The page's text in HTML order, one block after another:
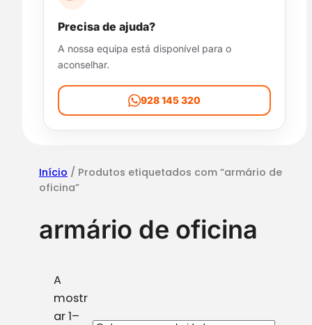
b
a
d
e
Precisa de ajuda?
A nossa equipa está disponível para o
aconselhar.
928 145 320
Início / Produtos etiquetados com “armário de
oficina”
armário de oficina
A
mostr
ar 1–